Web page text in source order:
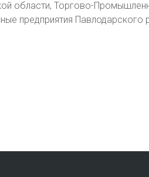
области, Торгово-
предприятия Павлодарского